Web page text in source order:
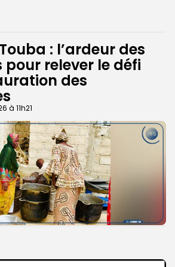
: l’ardeur des
pour relever le défi
des
à 11h21